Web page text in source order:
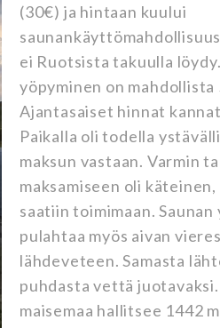
(30€) ja hintaan kuului
ei Ruotsista takuulla
yöpyminen on mahdollista
Ajantasaiset hinnat
Paikalla oli todella
maksun vastaan. Varmin
maksamiseen oli
saatiin toimimaan.
pulahtaa myös aivan
lähdeveteen. Samasta
puhdasta vettä
maisemaa hallitsee 1442